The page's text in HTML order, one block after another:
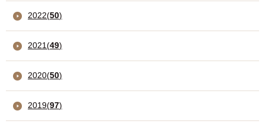
2022(50)
2021(49)
2020(50)
2019(97)